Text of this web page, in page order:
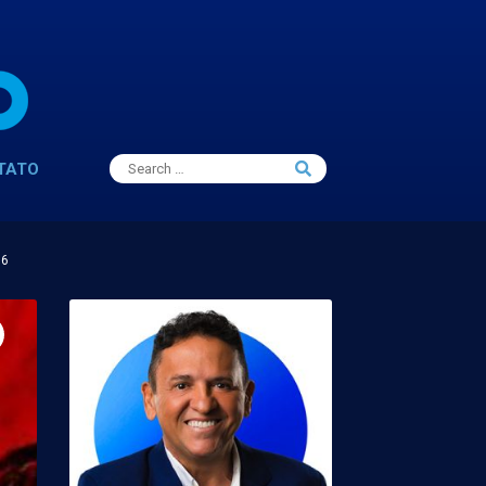
Search
for:
Search